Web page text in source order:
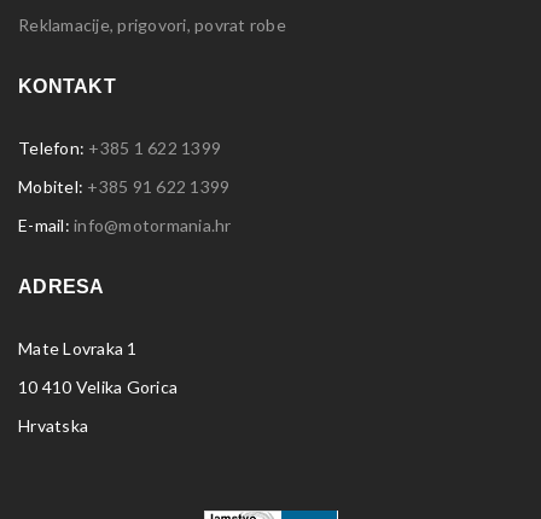
Reklamacije, prigovori, povrat robe
KONTAKT
Telefon: +385 1 622 1399
Mobitel: +385 91 622 1399
E-mail: info@motormania.hr
ADRESA
Mate Lovraka 1
10 410 Velika Gorica
Hrvatska